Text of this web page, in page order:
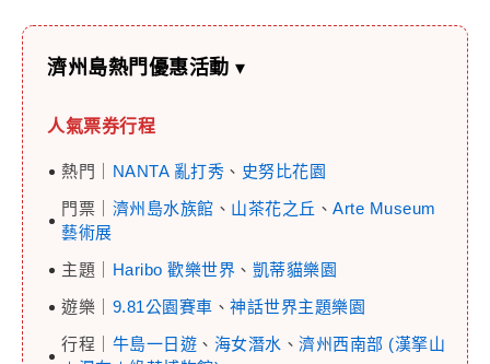
濟州島熱門優惠活動 ▾
人氣票券行程
熱門｜ NANTA 亂打秀 、 史努比花園
門票｜ 濟州島水族館 、 山茶花之丘 、 Arte Museum
藝術展
主題｜ Haribo 歡樂世界 、 凱蒂貓樂園
遊樂｜ 9.81公園賽車 、 神話世界主題樂園
行程｜ 牛島一日遊 、 海女潛水 、 濟州西南部 (漢拏山